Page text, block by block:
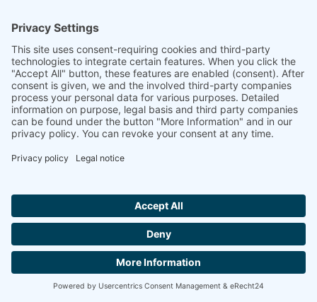
Plot 65, 2nd Floor, Sai Enclave,
+91-11-42883851
sales@linseis.in
HABER
BÜLTENI
ŞIRKETKÜNYE VERI
KORUMA
BIZE
ULAŞIN
GTC
Hallo ich bin LINAI! Wie kann ich dir
BIZE ULAŞIN